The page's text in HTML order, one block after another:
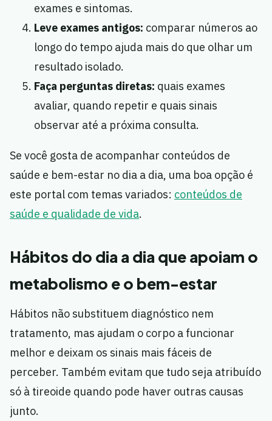
exames e sintomas.
Leve exames antigos: comparar números ao
longo do tempo ajuda mais do que olhar um
resultado isolado.
Faça perguntas diretas: quais exames
avaliar, quando repetir e quais sinais
observar até a próxima consulta.
Se você gosta de acompanhar conteúdos de
saúde e bem-estar no dia a dia, uma boa opção é
este portal com temas variados: conteúdos de
saúde e qualidade de vida.
Hábitos do dia a dia que apoiam o
metabolismo e o bem-estar
Hábitos não substituem diagnóstico nem
tratamento, mas ajudam o corpo a funcionar
melhor e deixam os sinais mais fáceis de
perceber. Também evitam que tudo seja atribuído
só à tireoide quando pode haver outras causas
junto.